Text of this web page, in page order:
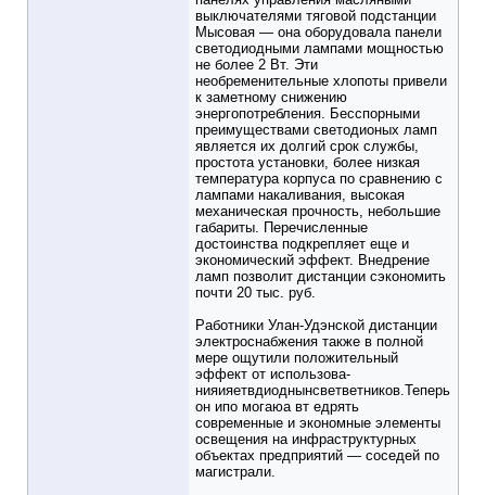
выключателями тяговой подстанции
Мысовая — она оборудовала панели
светодиодными лампами мощностью
не более 2 Вт. Эти
необременительные хлопоты привели
к заметному снижению
энергопотребления. Бесспорными
преимуществами светодионых ламп
является их долгий срок службы,
простота установки, более низкая
температура корпуса по сравнению с
лампами накаливания, высокая
механическая прочность, небольшие
габариты. Перечисленные
достоинства подкрепляет еще и
экономический эффект. Внедрение
ламп позволит дистанции сэкономить
почти 20 тыс. руб.
Работники Улан-Удэнской дистанции
электроснабжения также в полной
мере ощутили положительный
эффект от использова-
нияияетвдиоднынсветветников.Теперь
он ипо могаюа вт едрять
современные и экономные элементы
освещения на инфраструктурных
объектах предприятий — соседей по
магистрали.